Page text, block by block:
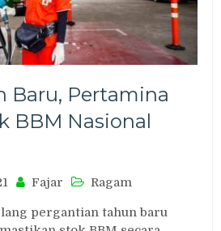
Baru, Pertamina
BBM Nasional
Fajar Ragam
pergantian tahun baru